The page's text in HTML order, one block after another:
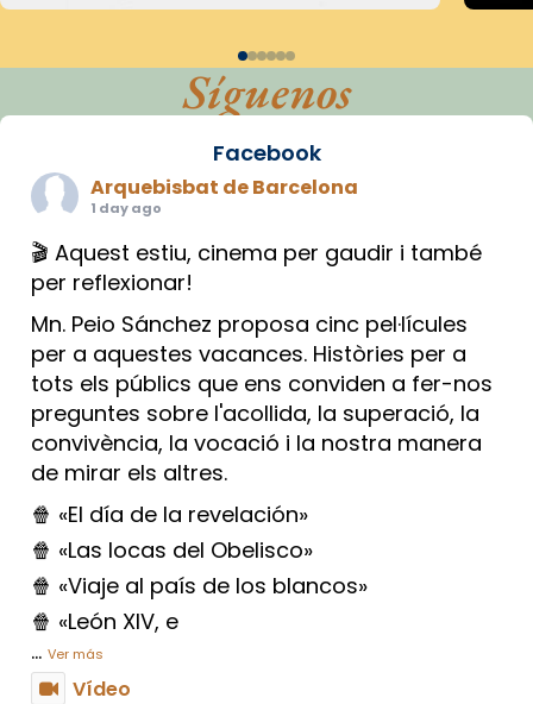
Síguenos
Facebook
Arquebisbat de Barcelona
1 day ago
🎬 Aquest estiu, cinema per gaudir i també
per reflexionar!
Mn. Peio Sánchez proposa cinc pel·lícules
per a aquestes vacances. Històries per a
tots els públics que ens conviden a fer-nos
preguntes sobre l'acollida, la superació, la
convivència, la vocació i la nostra manera
de mirar els altres.
🍿 «El día de la revelación»
🍿 «Las locas del Obelisco»
🍿 «Viaje al país de los blancos»
🍿 «León XIV, e
... Ver más
Vídeo